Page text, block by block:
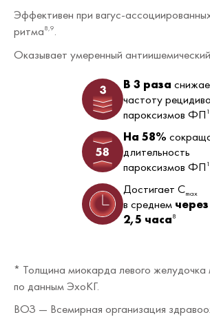
Эффективен при вагус-
ритма8,9.
Оказывает умеренный
В 3 раза
частоту
пароксизмов ФП
На 58%
длительность
пароксизмов ФП
Достигает Cmax
в среднем через
2,5 часа8
* Толщина миокарда левого
по данным ЭхоКГ.
ВОЗ — Всемирная организация